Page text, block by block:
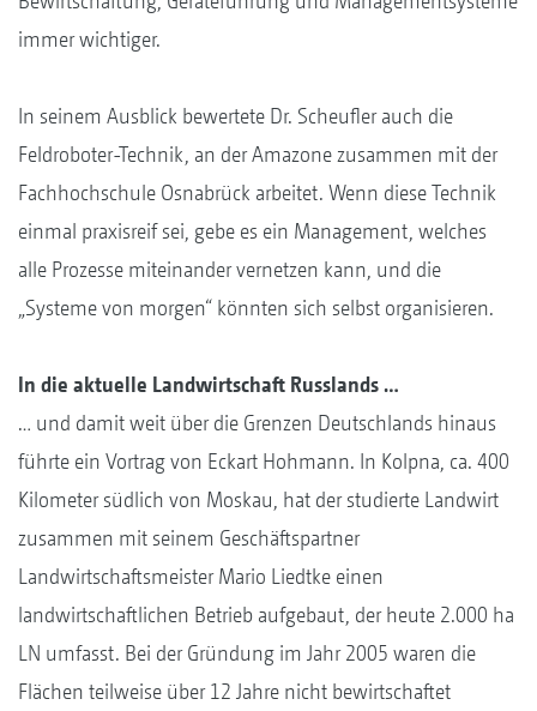
immer wichtiger.
In seinem Ausblick bewertete Dr. Scheufler auch die
Feldroboter-Technik, an der Amazone zusammen mit der
Fachhochschule Osnabrück arbeitet. Wenn diese Technik
einmal praxisreif sei, gebe es ein Management, welches
alle Prozesse miteinander vernetzen kann, und die
„Systeme von morgen“ könnten sich selbst organisieren.
In die aktuelle Landwirtschaft Russlands …
… und damit weit über die Grenzen Deutschlands hinaus
führte ein Vortrag von Eckart Hohmann. In Kolpna, ca. 400
Kilometer südlich von Moskau, hat der studierte Landwirt
zusammen mit seinem Geschäftspartner
Landwirtschaftsmeister Mario Liedtke einen
landwirtschaftlichen Betrieb aufgebaut, der heute 2.000 ha
LN umfasst. Bei der Gründung im Jahr 2005 waren die
Flächen teilweise über 12 Jahre nicht bewirtschaftet